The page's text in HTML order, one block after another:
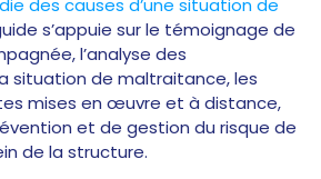
des causes d’une situation de
s’appuie sur le témoignage de
l’analyse des
situation de maltraitance, les
mises en œuvre et à distance,
et de gestion du risque de
de la structure.